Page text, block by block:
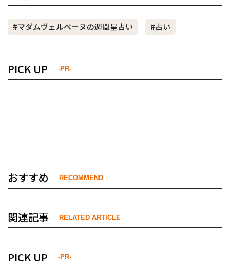
#マダムヴェルベーヌの週間星占い #占い
PICK UP -PR-
おすすめ RECOMMEND
関連記事 RELATED ARTICLE
PICK UP -PR-